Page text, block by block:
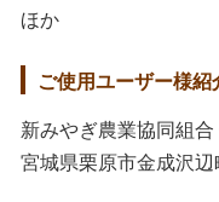
ほか
ご使用ユーザー様紹
新みやぎ農業協同組
宮城県栗原市金成沢辺